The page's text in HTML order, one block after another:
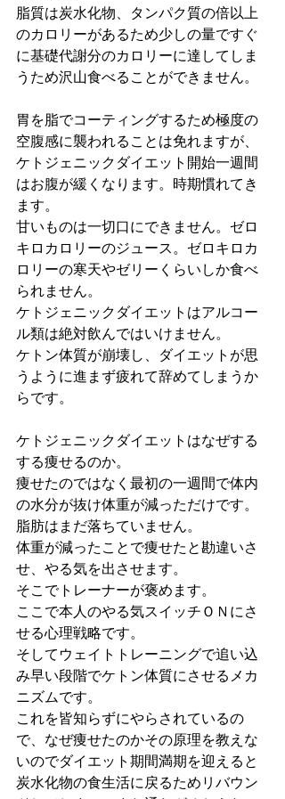
脂質は炭水化物、タンパク質の倍以上
のカロリーがあるため少しの量ですぐ
に基礎代謝分のカロリーに達してしま
うため沢山食べることができません。
胃を脂でコーティングするため極度の
空腹感に襲われることは免れますが、
ケトジェニックダイエット開始一週間
はお腹が緩くなります。時期慣れてき
ます。
甘いものは一切口にできません。ゼロ
キロカロリーのジュース。ゼロキロカ
ロリーの寒天やゼリーくらいしか食べ
られません。
ケトジェニックダイエットはアルコー
ル類は絶対飲んではいけません。
ケトン体質が崩壊し、ダイエットが思
うように進まず疲れて辞めてしまうか
らです。
ケトジェニックダイエットはなぜする
する痩せるのか。
痩せたのではなく最初の一週間で体内
の水分が抜け体重が減っただけです。
脂肪はまだ落ちていません。
体重が減ったことで痩せたと勘違いさ
せ、やる気を出させます。
そこでトレーナーが褒めます。
ここで本人のやる気スイッチＯＮにさ
せる心理戦略です。
そしてウェイトトレーニングで追い込
み早い段階でケトン体質にさせるメカ
ニズムです。
これを皆知らずにやらされているの
で、なぜ痩せたのかその原理を教えな
いのでダイエット期間満期を迎えると
炭水化物の食生活に戻るためリバウン